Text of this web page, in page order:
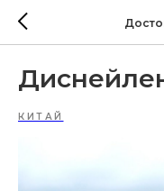
КИТАЙ